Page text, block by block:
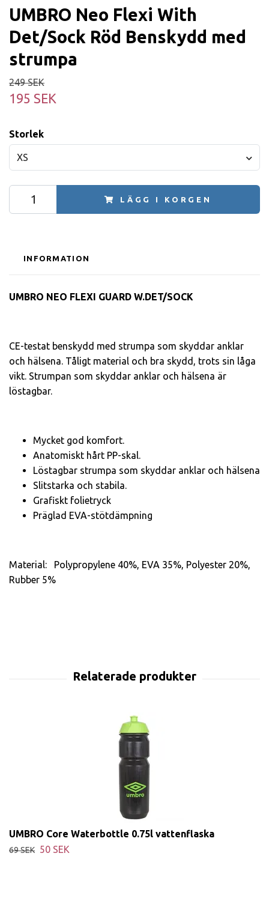
UMBRO Neo Flexi With
Det/Sock Röd Benskydd med
strumpa
249 SEK
195 SEK
Storlek
XS
LÄGG I KORGEN
INFORMATION
UMBRO NEO FLEXI GUARD W.DET/SOCK
CE-testat benskydd med strumpa som skyddar anklar
och hälsena. Tåligt material och bra skydd, trots sin låga
vikt. Strumpan som skyddar anklar och hälsena är
löstagbar.
Mycket god komfort.
Anatomiskt hårt PP-skal.
Löstagbar strumpa som skyddar anklar och hälsena
Slitstarka och stabila.
Grafiskt folietryck
Präglad EVA-stötdämpning
Material: Polypropylene 40%, EVA 35%, Polyester 20%,
Rubber 5%
UMBRO Core Waterbottle 0.75l vattenflaska
69 SEK 50 SEK